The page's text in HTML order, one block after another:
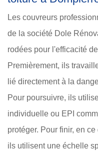
Les couvreurs
de la société Dole
rodées pour l'efficacité
Premièrement, ils
lié directement à la
Pour poursuivre, ils
individuelle ou EPI
protéger. Pour finir, en
ils utilisent une échelle